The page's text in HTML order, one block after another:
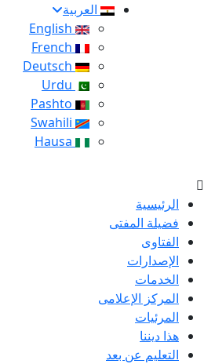
العربية
الرئيسية
فضيلة المفتى
الفتاوى
الإصدارات
الخدمات
المركز الإعلامى
المرئيات
هذا ديننا
التعليم عن بعد